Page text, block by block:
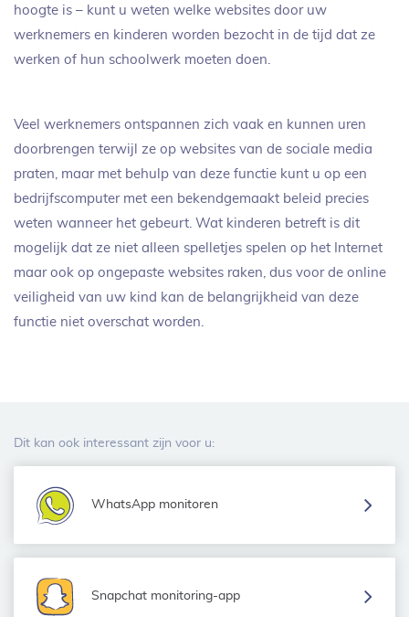
hoogte is – kunt u weten welke websites door uw
werknemers en kinderen worden bezocht in de tijd dat ze
werken of hun schoolwerk moeten doen.
Veel werknemers ontspannen zich vaak en kunnen uren
doorbrengen terwijl ze op websites van de sociale media
praten, maar met behulp van deze functie kunt u op een
bedrijfscomputer met een bekendgemaakt beleid precies
weten wanneer het gebeurt. Wat kinderen betreft is dit
mogelijk dat ze niet alleen spelletjes spelen op het Internet
maar ook op ongepaste websites raken, dus voor de online
veiligheid van uw kind kan de belangrijkheid van deze
functie niet overschat worden.
Dit kan ook interessant zijn voor u:
WhatsApp monitoren
Snapchat monitoring-app